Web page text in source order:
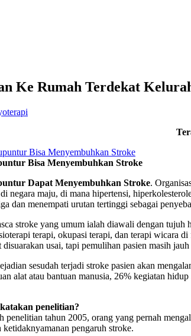
Ke Rumah Terdekat
Bisa Menyembuhkan Stroke
Dapat Menyembuhkan Stroke.
negara maju, di mana hipertensi,
dan menempati urutan tertinggi sebagai
stroke yang umum ialah diawali dengan
terapi, okupasi terapi, dan terapi wicara
usai, tapi pemulihan pasien masih jauh
sesudah terjadi stroke pasien akan
alat atau bantuan manusia, 26% kegiatan
penelitian?
penelitian tahun 2005, orang yang pernah
ketidaknyamanan pengaruh stroke.